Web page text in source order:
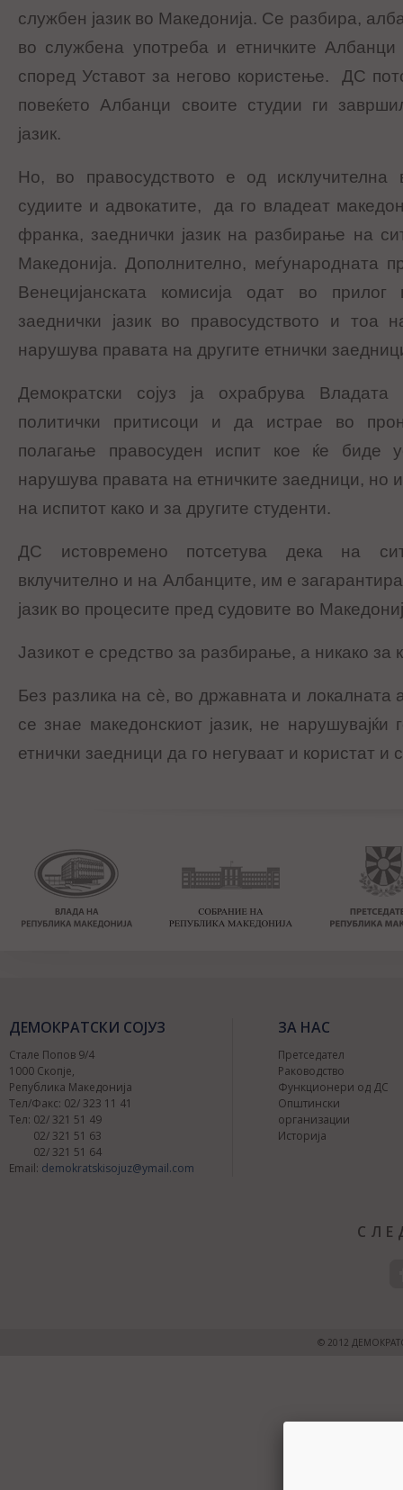
службен јазик во Македонија. Се разбира,
во службена употреба и етничките
според Уставот за негово користење. ДС
повеќето Албанци своите студии ги
јазик.
Но, во правосудството е од исклучителна
судиите и адвокатите, да го владеат
франка, заеднички јазик на разбирање на
Македонија. Дополнително, меѓународната
Венецијанската комисија одат во
заеднички јазик во правосудството и тоа
нарушува правата на другите етнички
Демократски сојуз ја охрабрува
политички притисоци и да истрае во
полагање правосуден испит кое ќе биде
нарушува правата на етничките заедници, но
на испитот како и за другите студенти.
ДС истовремено потсетува дека на
вклучително и на Албанците, им е
јазик во процесите пред судовите во
Јазикот е средство за разбирање, а никако за
Без разлика на сѐ, во државната и локалната
се знае македонскиот јазик, не
етнички заедници да го негуваат и користат и
ДЕМОКРАТСКИ СОЈУЗ
Стале Попов 9/4
1000 Скопје,
Република Македонија
Тел/Факс: 02/ 323 11 41
Тел: 02/ 321 51 49
02/ 321 51 63
02/ 321 51 64
Email: demokratskisojuz@ymail.com
ЗА НАС
Претседател
Раководство
Функционери од ДС
Општински
организации
Историја
© 2012